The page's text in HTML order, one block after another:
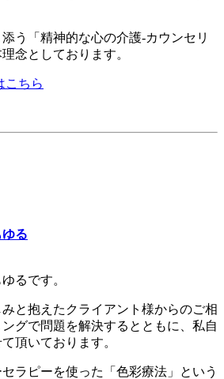
う「精神的な心の介護-カウンセリ
念としております。
こちら
る
るです。
と抱えたクライアント様からのご相
グで問題を解決するとともに、私自
頂いております。
ラピーを使った「色彩療法」という